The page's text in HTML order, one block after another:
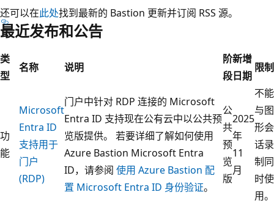
还可以在此处找到最新的 Bastion 更新并订阅 RSS 源。
最近发布和公告
类
型
名称 说明
阶
段
新增
日期
限制
功
能
Microsoft
Entra ID
支持用于
门户
(RDP)
门户中针对 RDP 连接的 Microsoft
Entra ID 支持现在公有云中以公共预
览版提供。 若要详细了解如何使用
Azure Bastion Microsoft Entra
ID，请参阅 使用 Azure Bastion 配
置 Microsoft Entra ID 身份验证。
公
共
预
览
版
2025
年
11
月
不能
与图
形会
话录
制同
时使
用。